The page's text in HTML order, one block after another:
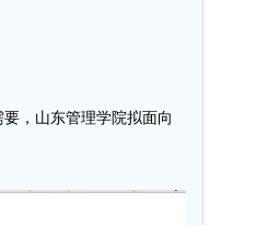
，山东管理学院拟面向